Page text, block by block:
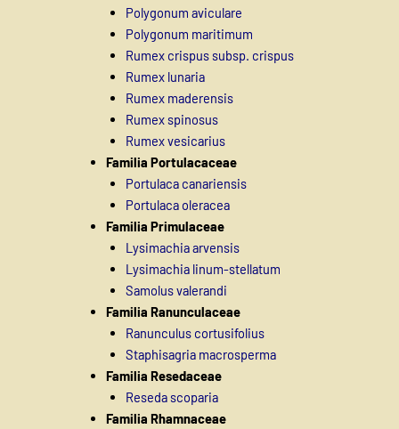
Polygonum aviculare
Polygonum maritimum
Rumex crispus subsp. crispus
Rumex lunaria
Rumex maderensis
Rumex spinosus
Rumex vesicarius
Familia Portulacaceae
Portulaca canariensis
Portulaca oleracea
Familia Primulaceae
Lysimachia arvensis
Lysimachia linum-stellatum
Samolus valerandi
Familia Ranunculaceae
Ranunculus cortusifolius
Staphisagria macrosperma
Familia Resedaceae
Reseda scoparia
Familia Rhamnaceae